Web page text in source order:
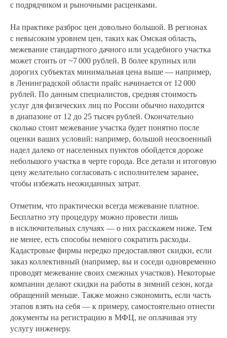
с подрядчиком и рыночными расценками.
На практике разброс цен довольно большой. В регионах
с невысоким уровнем цен, таких как Омская область,
межевание стандартного дачного или усадебного участка
может стоить от ~7 000 рублей. В более крупных или
дорогих субъектах минимальная цена выше — например,
в Ленинградской области прайс начинается от 12 000
рублей. По данным специалистов, средняя стоимость
услуг для физических лиц по России обычно находится
в диапазоне от 12 до 25 тысяч рублей. Окончательно
сколько стоит межевание участка будет понятно после
оценки ваших условий: например, большой неосвоенный
надел далеко от населенных пунктов обойдется дороже
небольшого участка в черте города. Все детали и итоговую
цену желательно согласовать с исполнителем заранее,
чтобы избежать неожиданных затрат.
Отметим, что практически всегда межевание платное.
Бесплатно эту процедуру можно провести лишь
в исключительных случаях — о них расскажем ниже. Тем
не менее, есть способы немного сократить расходы.
Кадастровые фирмы нередко предоставляют скидки, если
заказ коллективный (например, вы и соседи одновременно
проводят межевание своих смежных участков). Некоторые
компании делают скидки на работы в зимний сезон, когда
обращений меньше. Также можно сэкономить, если часть
этапов взять на себя — к примеру, самостоятельно отнести
документы на регистрацию в МФЦ, не оплачивая эту
услугу инженеру.